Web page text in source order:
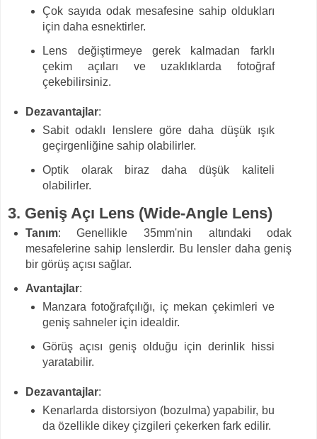
Çok sayıda odak mesafesine sahip oldukları
için daha esnektirler.
Lens değiştirmeye gerek kalmadan farklı
çekim açıları ve uzaklıklarda fotoğraf
çekebilirsiniz.
Dezavantajlar:
Sabit odaklı lenslere göre daha düşük ışık
geçirgenliğine sahip olabilirler.
Optik olarak biraz daha düşük kaliteli
olabilirler.
3. Geniş Açı Lens (Wide-Angle Lens)
Tanım: Genellikle 35mm'nin altındaki odak
mesafelerine sahip lenslerdir. Bu lensler daha geniş
bir görüş açısı sağlar.
Avantajlar:
Manzara fotoğrafçılığı, iç mekan çekimleri ve
geniş sahneler için idealdir.
Görüş açısı geniş olduğu için derinlik hissi
yaratabilir.
Dezavantajlar:
Kenarlarda distorsiyon (bozulma) yapabilir, bu
da özellikle dikey çizgileri çekerken fark edilir.